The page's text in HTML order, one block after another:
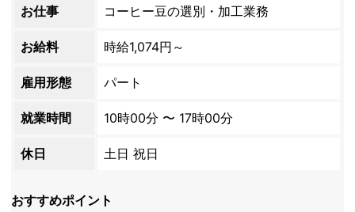
お仕事 コーヒー豆の選別・加工業務
お給料 時給1,074円～
雇用形態 パート
就業時間 10時00分 〜 17時00分
休日 土日 祝日
おすすめポイント